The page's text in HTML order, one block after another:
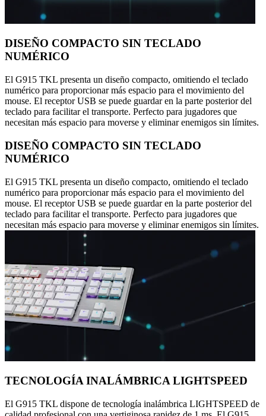
DISEÑO COMPACTO SIN TECLADO
NUMÉRICO
El G915 TKL presenta un diseño compacto, omitiendo el teclado
numérico para proporcionar más espacio para el movimiento del
mouse. El receptor USB se puede guardar en la parte posterior del
teclado para facilitar el transporte. Perfecto para jugadores que
necesitan más espacio para moverse y eliminar enemigos sin límites.
DISEÑO COMPACTO SIN TECLADO
NUMÉRICO
El G915 TKL presenta un diseño compacto, omitiendo el teclado
numérico para proporcionar más espacio para el movimiento del
mouse. El receptor USB se puede guardar en la parte posterior del
teclado para facilitar el transporte. Perfecto para jugadores que
necesitan más espacio para moverse y eliminar enemigos sin límites.
TECNOLOGÍA INALÁMBRICA LIGHTSPEED
El G915 TKL dispone de tecnología inalámbrica LIGHTSPEED de